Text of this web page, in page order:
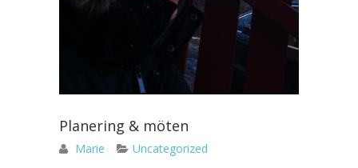
Planering & möten
Marie Uncategorized